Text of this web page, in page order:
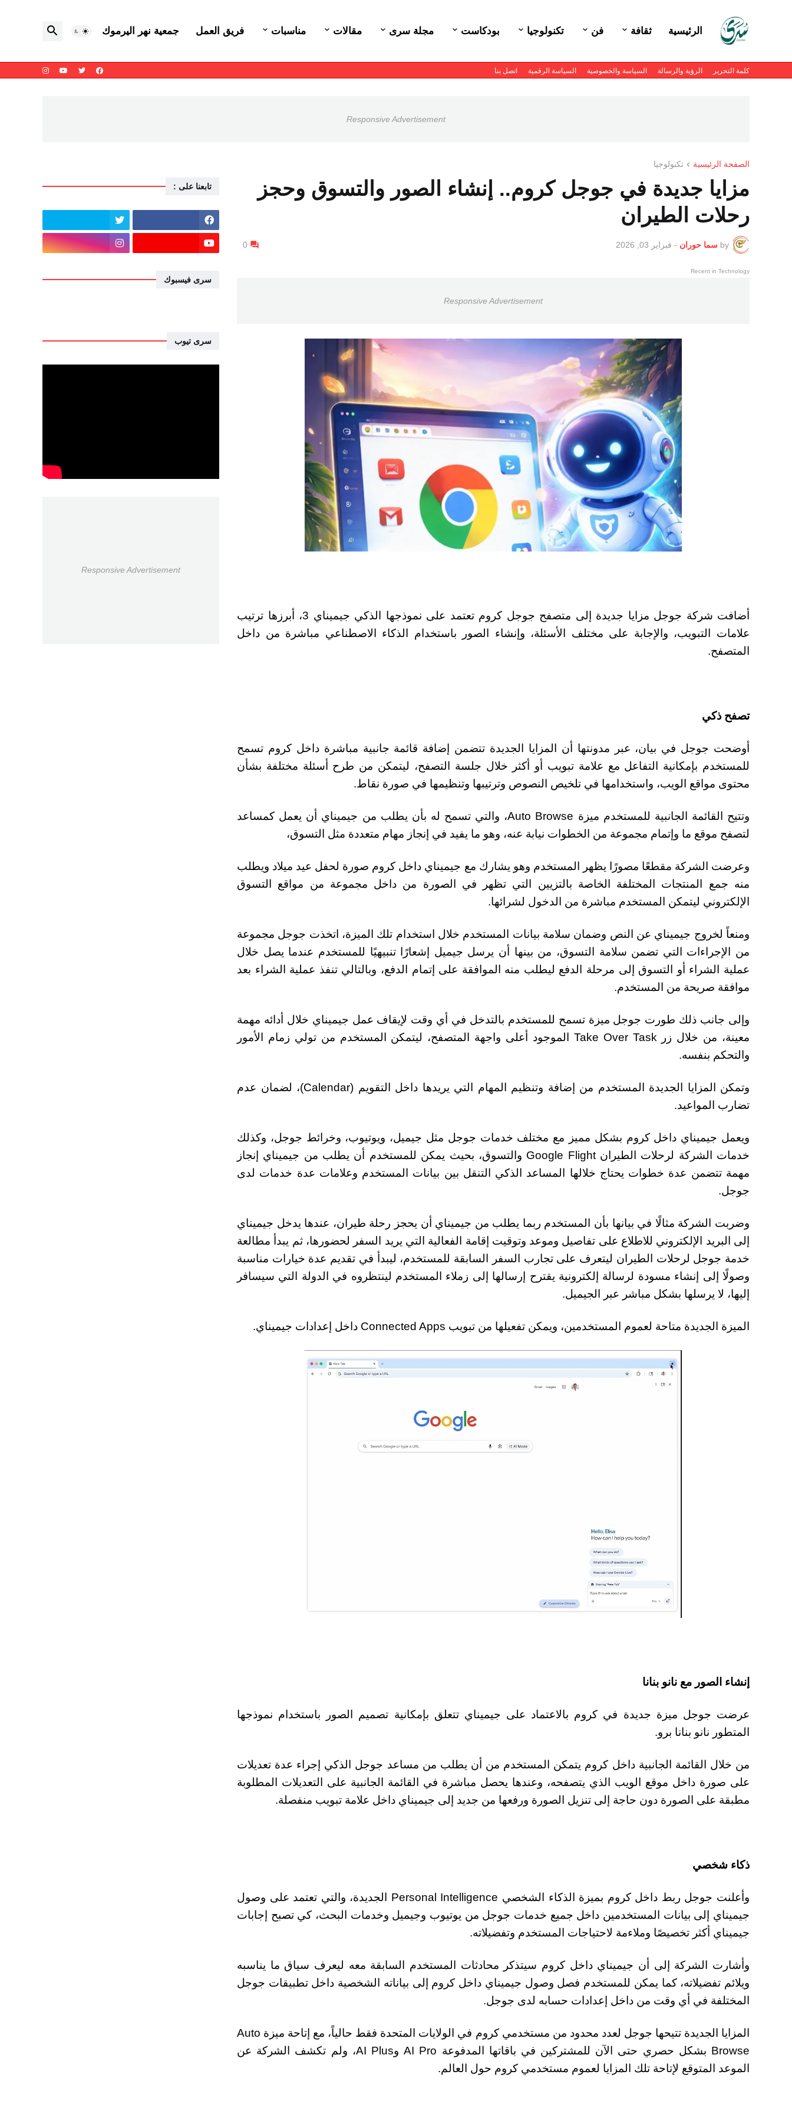
الرئيسية ثقافة فن تكنولوجيا بودكاست مجلة سرى مقالات مناسبات فريق العمل جمعية نهر اليرموك
كلمة التحرير الرؤية والرسالة السياسة والخصوصية السياسة الرقمية اتصل بنا
Responsive Advertisement
الصفحة الرئيسية تكنولوجيا
مزايا جديدة في جوجل كروم.. إنشاء الصور والتسوق وحجز
رحلات الطيران
by سما حوران - فبراير 03, 2026 0
Recent in Technology
Responsive Advertisement
أضافت شركة جوجل مزايا جديدة إلى متصفح جوجل كروم تعتمد على نموذجها الذكي جيميناي 3، أبرزها ترتيب
علامات التبويب، والإجابة على مختلف الأسئلة، وإنشاء الصور باستخدام الذكاء الاصطناعي مباشرة من داخل
المتصفح.
تصفح ذكي
أوضحت جوجل في بيان، عبر مدونتها أن المزايا الجديدة تتضمن إضافة قائمة جانبية مباشرة داخل كروم تسمح
للمستخدم بإمكانية التفاعل مع علامة تبويب أو أكثر خلال جلسة التصفح، ليتمكن من طرح أسئلة مختلفة بشأن
محتوى مواقع الويب، واستخدامها في تلخيص النصوص وترتيبها وتنظيمها في صورة نقاط.
وتتيح القائمة الجانبية للمستخدم ميزة Auto Browse، والتي تسمح له بأن يطلب من جيميناي أن يعمل كمساعد
لتصفح موقع ما وإتمام مجموعة من الخطوات نيابة عنه، وهو ما يفيد في إنجاز مهام متعددة مثل التسوق،
وعرضت الشركة مقطعًا مصورًا يظهر المستخدم وهو يشارك مع جيميناي داخل كروم صورة لحفل عيد ميلاد ويطلب
منه جمع المنتجات المختلفة الخاصة بالتزيين التي تظهر في الصورة من داخل مجموعة من مواقع التسوق
الإلكتروني ليتمكن المستخدم مباشرة من الدخول لشرائها.
ومنعاً لخروج جيميناي عن النص وضمان سلامة بيانات المستخدم خلال استخدام تلك الميزة، اتخذت جوجل مجموعة
من الإجراءات التي تضمن سلامة التسوق، من بينها أن يرسل جيميل إشعارًا تنبيهيًا للمستخدم عندما يصل خلال
عملية الشراء أو التسوق إلى مرحلة الدفع ليطلب منه الموافقة على إتمام الدفع، وبالتالي تنفذ عملية الشراء بعد
موافقة صريحة من المستخدم.
وإلى جانب ذلك طورت جوجل ميزة تسمح للمستخدم بالتدخل في أي وقت لإيقاف عمل جيميناي خلال أدائه مهمة
معينة، من خلال زر Take Over Task الموجود أعلى واجهة المتصفح، ليتمكن المستخدم من تولي زمام الأمور
والتحكم بنفسه.
وتمكن المزايا الجديدة المستخدم من إضافة وتنظيم المهام التي يريدها داخل التقويم (Calendar)، لضمان عدم
تضارب المواعيد.
ويعمل جيميناي داخل كروم بشكل مميز مع مختلف خدمات جوجل مثل جيميل، ويوتيوب، وخرائط جوجل، وكذلك
خدمات الشركة لرحلات الطيران Google Flight والتسوق، بحيث يمكن للمستخدم أن يطلب من جيميناي إنجاز
مهمة تتضمن عدة خطوات يحتاج خلالها المساعد الذكي التنقل بين بيانات المستخدم وعلامات عدة خدمات لدى
جوجل.
وضربت الشركة مثالًا في بيانها بأن المستخدم ربما يطلب من جيميناي أن يحجز رحلة طيران، عندها يدخل جيميناي
إلى البريد الإلكتروني للاطلاع على تفاصيل وموعد وتوقيت إقامة الفعالية التي يريد السفر لحضورها، ثم يبدأ مطالعة
خدمة جوجل لرحلات الطيران ليتعرف على تجارب السفر السابقة للمستخدم، ليبدأ في تقديم عدة خيارات مناسبة
وصولًا إلى إنشاء مسودة لرسالة إلكترونية يقترح إرسالها إلى زملاء المستخدم لينتظروه في الدولة التي سيسافر
إليها، لا يرسلها بشكل مباشر عبر الجيميل.
الميزة الجديدة متاحة لعموم المستخدمين، ويمكن تفعيلها من تبويب Connected Apps داخل إعدادات جيميناي.
إنشاء الصور مع نانو بنانا
عرضت جوجل ميزة جديدة في كروم بالاعتماد على جيميناي تتعلق بإمكانية تصميم الصور باستخدام نموذجها
المتطور نانو بنانا برو.
من خلال القائمة الجانبية داخل كروم يتمكن المستخدم من أن يطلب من مساعد جوجل الذكي إجراء عدة تعديلات
على صورة داخل موقع الويب الذي يتصفحه، وعندها يحصل مباشرة في القائمة الجانبية على التعديلات المطلوبة
مطبقة على الصورة دون حاجة إلى تنزيل الصورة ورفعها من جديد إلى جيميناي داخل علامة تبويب منفصلة.
ذكاء شخصي
وأعلنت جوجل ربط داخل كروم بميزة الذكاء الشخصي Personal Intelligence الجديدة، والتي تعتمد على وصول
جيميناي إلى بيانات المستخدمين داخل جميع خدمات جوجل من يوتيوب وجيميل وخدمات البحث، كي تصبح إجابات
جيميناي أكثر تخصيصًا وملاءمة لاحتياجات المستخدم وتفضيلاته.
وأشارت الشركة إلى أن جيميناي داخل كروم سيتذكر محادثات المستخدم السابقة معه ليعرف سياق ما يناسبه
ويلائم تفضيلاته، كما يمكن للمستخدم فصل وصول جيميناي داخل كروم إلى بياناته الشخصية داخل تطبيقات جوجل
المختلفة في أي وقت من داخل إعدادات حسابه لدى جوجل.
المزايا الجديدة تتيحها جوجل لعدد محدود من مستخدمي كروم في الولايات المتحدة فقط حالياً، مع إتاحة ميزة Auto
Browse بشكل حصري حتى الآن للمشتركين في باقاتها المدفوعة AI Pro وAI Plus، ولم تكشف الشركة عن
الموعد المتوقع لإتاحة تلك المزايا لعموم مستخدمي كروم حول العالم.
تابعنا على :
سرى فيسبوك
سرى تيوب
Responsive Advertisement